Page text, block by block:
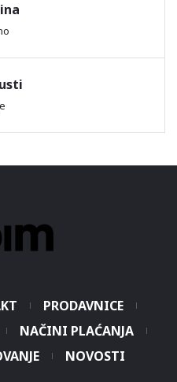
PRODAVNICE
NAČINI PLAĆANJA
NOVOSTI